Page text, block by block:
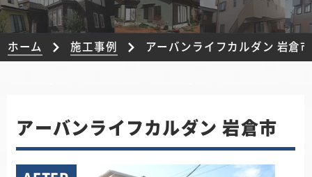
ホーム 施工事例 アーバンライフカルダン 岩倉市
アーバンライフカルダン 岩倉市